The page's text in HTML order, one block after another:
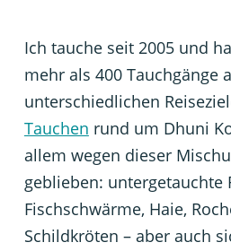
Ich tauche seit 2005 und
mehr als 400 Tauchgänge
unterschiedlichen
Tauchen rund um Dhuni
allem wegen dieser
geblieben: untergetauchte
Fischschwärme, Haie,
Schildkröten – aber auch